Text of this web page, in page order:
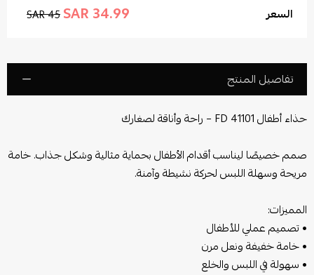
السعر 34.99 SAR
45 SAR
تفاصيل المنتج
حذاء أطفال FD 41101 – راحة وأناقة لصغارك
صمم خصيصًا ليناسب أقدام الأطفال بحماية مثالية وشكل جذاب. خامة
مريحة وسهلة اللبس لحركة نشيطة وآمنة.
المميزات:
• تصميم عملي للأطفال
• خامة خفيفة ونعل مرن
• سهولة في اللبس والخلع